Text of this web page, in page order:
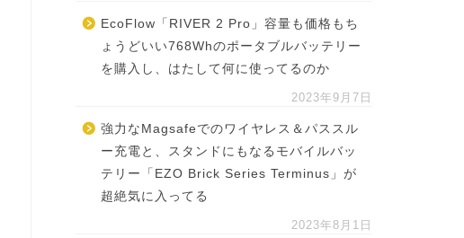
EcoFlow「RIVER 2 Pro」容量も価格もち
ょうどいい768Whのポータブルバッテリー
を購入し、はたして何に使ってるのか
2023年9月7日
強力なMagsafeでのワイヤレス＆パススル
ー充電と、スタンドにもなるモバイルバッ
テリー「EZO Brick Series Terminus」が
超絶気に入ってる
2023年8月1日